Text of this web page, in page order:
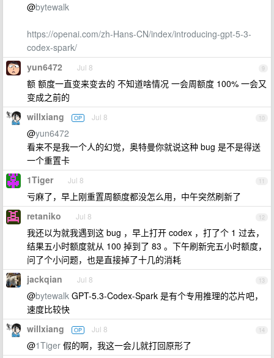
@bytewalk
https://openai.com/zh-Hans-CN/index/introducing-gpt-5-3-
codex-spark/
9
yun6472 Jul 8
额 额度一直变来变去的 不知道啥情况 一会周额度 100% 一会又
变成之前的
10
willxiang OP Jul 8
@yun6472
看来不是我一个人的幻觉，奥特曼你就说这种 bug 是不是得送
一个重置卡
11
1Tiger Jul 8
亏麻了，早上刚重置周额度都没怎么用，中午突然刷新了
12
retaniko Jul 8
我还以为就我遇到这 bug ，早上打开 codex ，打了个 1 过去，
结果五小时额度就从 100 掉到了 83 。下午刷新完五小时额度，
问了个小问题，也是直接掉了十几的消耗
13
jackqian Jul 8
@bytewalk GPT-5.3-Codex-Spark 是有个专用推理的芯片吧，
速度比较快
14
willxiang OP Jul 8
@1Tiger 假的啊，我这一会儿就打回原形了